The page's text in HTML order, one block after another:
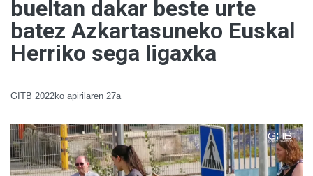
bueltan dakar beste urte
batez Azkartasuneko Euskal
Herriko sega ligaxka
GITB 2022ko apirilaren 27a